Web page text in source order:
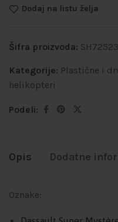
Dodaj na listu želja
Šifra proizvoda: SH72523
Kategorije: Plastične i
helikopteri
Podeli:
Opis Dodatne
Oznake: